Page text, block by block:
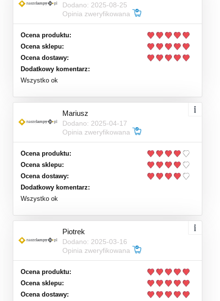
Dodano: 2025-08-25
Opinia zweryfikowana
Ocena produktu:
Ocena sklepu:
Ocena dostawy:
Dodatkowy komentarz:
Wszystko ok
Mariusz
Dodano: 2025-04-17
Opinia zweryfikowana
Ocena produktu:
Ocena sklepu:
Ocena dostawy:
Dodatkowy komentarz:
Wszystko ok
Piotrek
Dodano: 2025-03-16
Opinia zweryfikowana
Ocena produktu:
Ocena sklepu:
Ocena dostawy: